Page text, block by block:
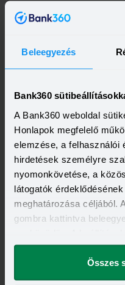
Beleegyezés
Bank360
A Bank360 weboldal
Honlapok megfelelő
elemzése, a felhasználói
hirdetések személyre
nyomonkövetése, a
látogatók
meghatározása céljából.
gombra kattintva
megváltoztathatod.
Összes